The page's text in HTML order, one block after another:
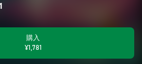
購入
¥1,781